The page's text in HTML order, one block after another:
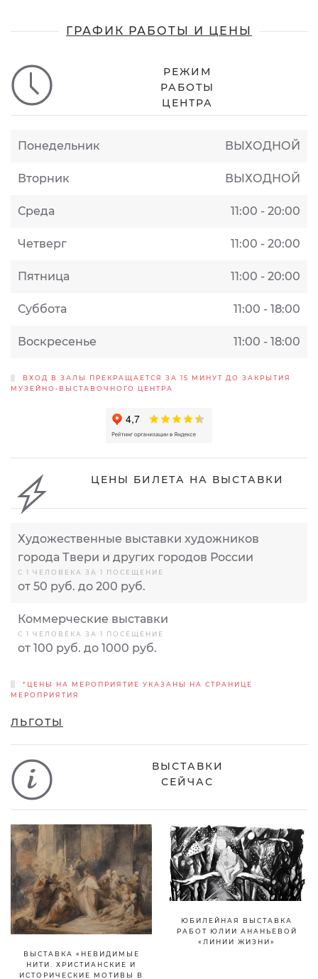
ГРАФИК РАБОТЫ И ЦЕНЫ
РЕЖИМ
РАБОТЫ
ЦЕНТРА
Понедельник ВЫХОДНОЙ
Вторник ВЫХОДНОЙ
Среда 11:00 - 20:00
Четверг 11:00 - 20:00
Пятница 11:00 - 20:00
Суббота 11:00 - 18:00
Воскресенье 11:00 - 18:00
ВХОД В ЗАЛЫ ПРЕКРАЩАЕТСЯ ЗА 15 МИНУТ ДО ЗАКРЫТИЯ
МУЗЕЙНО-ВЫСТАВОЧНОГО ЦЕНТРА
ЦЕНЫ БИЛЕТА НА ВЫСТАВКИ
Художественные выставки художников
города Твери и других городов России
С 1 ЧЕЛОВЕКА ЗА 1 ПОСЕЩЕНИЕ
от 50 руб. до 200 руб.
Коммерческие выставки
С 1 ЧЕЛОВЕКА ЗА 1 ПОСЕЩЕНИЕ
от 100 руб. до 1000 руб.
*ЦЕНЫ НА МЕРОПРИЯТИЕ УКАЗАНЫ НА СТРАНИЦЕ
МЕРОПРИЯТИЯ
ЛЬГОТЫ
ВЫСТАВКИ
СЕЙЧАС
ВЫСТАВКА «НЕВИДИМЫЕ
НИТИ. ХРИСТИАНСКИЕ И
ИСТОРИЧЕСКИЕ МОТИВЫ В
ЮБИЛЕЙНАЯ ВЫСТАВКА
РАБОТ ЮЛИИ АНАНЬЕВОЙ
«ЛИНИИ ЖИЗНИ»